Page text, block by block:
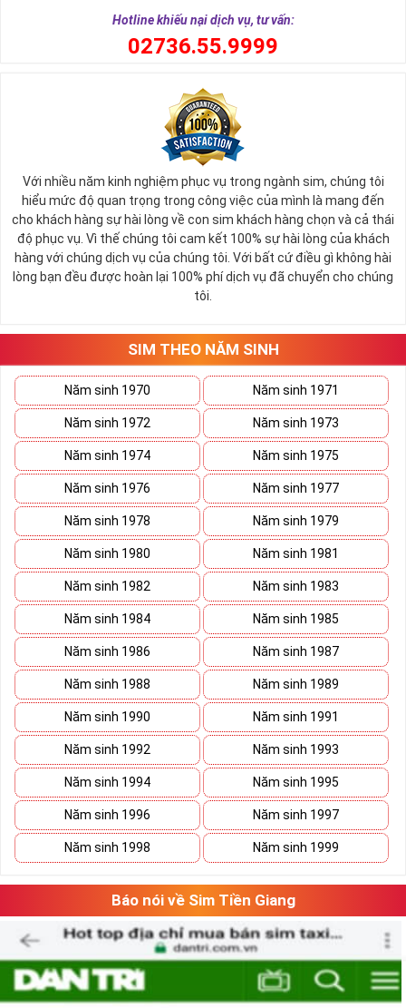
Hotline khiếu nại dịch vụ, tư vấn:
02736.55.9999
Với nhiều năm kinh nghiệm phục vụ trong ngành sim, chúng tôi
hiểu mức độ quan trọng trong công việc của mình là mang đến
cho khách hàng sự hài lòng về con sim khách hàng chọn và cả thái
độ phục vụ. Vì thế chúng tôi cam kết 100% sự hài lòng của khách
hàng với chúng dịch vụ của chúng tôi. Với bất cứ điều gì không hài
lòng bạn đều được hoàn lại 100% phí dịch vụ đã chuyển cho chúng
tôi.
SIM THEO NĂM SINH
Năm sinh 1970 Năm sinh 1971
Năm sinh 1972 Năm sinh 1973
Năm sinh 1974 Năm sinh 1975
Năm sinh 1976 Năm sinh 1977
Năm sinh 1978 Năm sinh 1979
Năm sinh 1980 Năm sinh 1981
Năm sinh 1982 Năm sinh 1983
Năm sinh 1984 Năm sinh 1985
Năm sinh 1986 Năm sinh 1987
Năm sinh 1988 Năm sinh 1989
Năm sinh 1990 Năm sinh 1991
Năm sinh 1992 Năm sinh 1993
Năm sinh 1994 Năm sinh 1995
Năm sinh 1996 Năm sinh 1997
Năm sinh 1998 Năm sinh 1999
Báo nói về Sim Tiền Giang